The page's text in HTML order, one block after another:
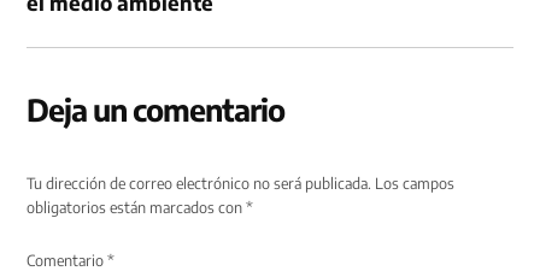
Deja un comentario
Tu dirección de correo electrónico no será publicada. Los campos
obligatorios están marcados con*
Comentario*